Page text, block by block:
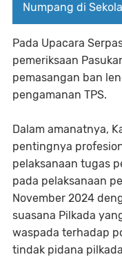
Numpang di
Pada Upacara
pemeriksaan
pemasangan ban
pengamanan TPS.
Dalam amanatnya,
pentingnya
pelaksanaan tugas
pada pelaksanaan
November 2024
suasana Pilkada
waspada terhadap
tindak pidana